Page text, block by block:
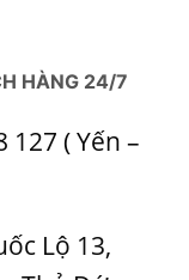
HÀNG 24/7
( Yến –
Lộ 13,